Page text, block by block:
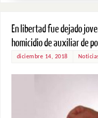
En libertad fue dejado
homicidio de auxiliar de
diciembre 14, 2018